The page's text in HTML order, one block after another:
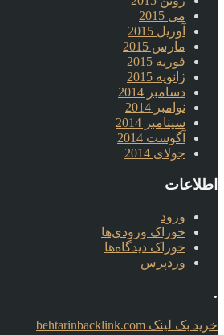
می 2015
آوریل 2015
مارس 2015
فوریه 2015
ژانویه 2015
دسامبر 2014
نوامبر 2014
سپتامبر 2014
آگوست 2014
جولای 2014
اطلاعات
ورود
خوراک ورودی‌ها
خوراک دیدگاه‌ها
وردپرس
.
خرید بک لینک behtarinbacklink.com